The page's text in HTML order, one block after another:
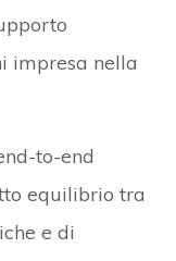
impresa nella
to-end
equilibrio tra
e di